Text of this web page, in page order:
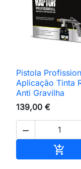
Pistola
Aplicação Tinta
Anti Gravilha
139,00 €

